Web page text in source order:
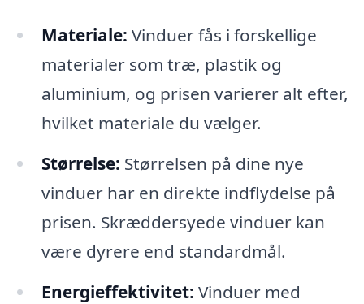
Materiale: Vinduer fås i forskellige
materialer som træ, plastik og
aluminium, og prisen varierer alt efter,
hvilket materiale du vælger.
Størrelse: Størrelsen på dine nye
vinduer har en direkte indflydelse på
prisen. Skræddersyede vinduer kan
være dyrere end standardmål.
Energieffektivitet: Vinduer med